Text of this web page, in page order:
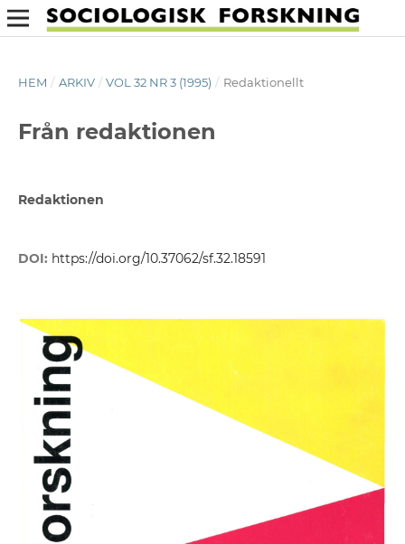
HEM / ARKIV / VOL 32 NR 3 (1995) / Redaktionellt
Från redaktionen
Redaktionen
DOI: https://doi.org/10.37062/sf.32.18591